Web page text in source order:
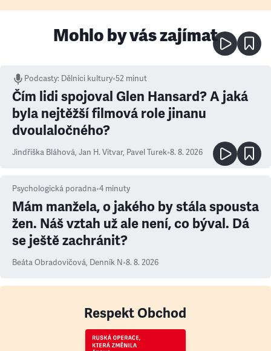
Mohlo by vás zajímat
Podcasty: Dělníci kultury•52 minut
Čím lidi spojoval Glen Hansard? A jaká
byla nejtěžší filmová role jinanu
dvoulaločného?
Jindřiška Bláhová, Jan H. Vitvar, Pavel Turek•8. 8. 2026
Psychologická poradna•4 minuty
Mám manžela, o jakého by stála spousta
žen. Náš vztah už ale není, co býval. Dá
se ještě zachránit?
Beáta Obradovičová, Denník N•8. 8. 2026
Respekt Obchod